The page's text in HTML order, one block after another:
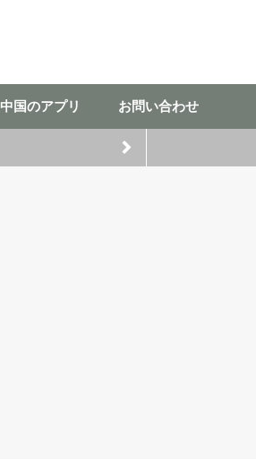
中国のアプリ お問い合わせ